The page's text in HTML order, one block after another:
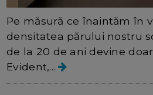
Pe măsură ce înaintăm în
densitatea părului nostru
de la 20 de ani devine
Evident,...